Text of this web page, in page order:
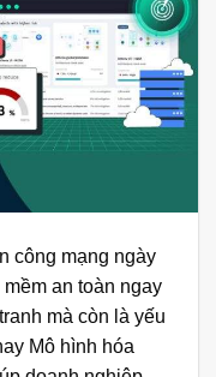
công mạng ngày
an toàn ngay
mà còn là yếu
Mô hình hóa